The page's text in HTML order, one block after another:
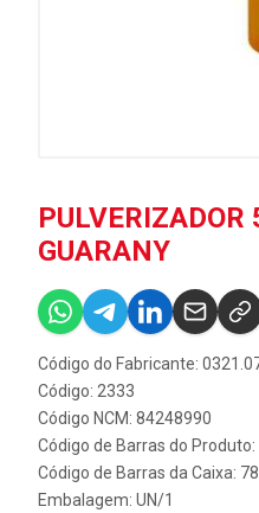
GUARANY
Código do Fabricante:
Código: 2333
Código NCM: 84248990
Código de Barras do
Código de Barras da Caixa:
Embalagem: UN/1